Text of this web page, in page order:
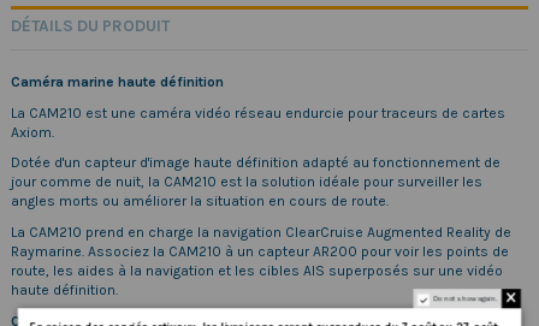
DÉTAILS DU PRODUIT
Caméra marine haute définition
La CAM210 est une caméra vidéo réseau endurcie pour traceurs de cartes
Axiom.
Dotée d'un capteur d'image haute définition adapté au fonctionnement de
jour comme de nuit, la CAM210 est la solution idéale pour surveiller les
angles morts ou améliorer la situation en cours de route.
La CAM210 prend en charge la navigation ClearCruise Augmented Reality de
Raymarine. Associez la CAM210 à un capteur AR200 pour voir les points de
route, les aides à la navigation et les cibles AIS superposés sur une vidéo
haute définition.
Caractéristiques principales de la CAM210
Do not show again.